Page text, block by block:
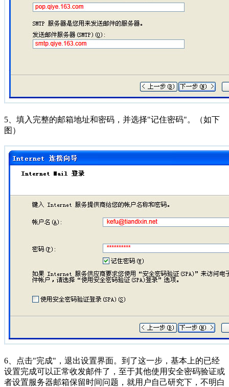
5、填入完整的邮箱地址和密码，并选择"记住密码"。（如下
图）
6、点击"完成"，退出设置界面。到了这一步，基本上的已经
设置完成可以正常收发邮件了，至于其他使用安全密码验证或
者设置服务器邮箱保留时间问题，就用户自己研究下，不明白